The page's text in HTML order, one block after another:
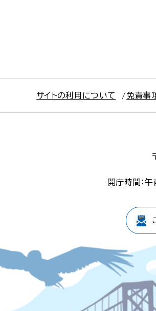
サイトの利用について 免責事
開庁時間：